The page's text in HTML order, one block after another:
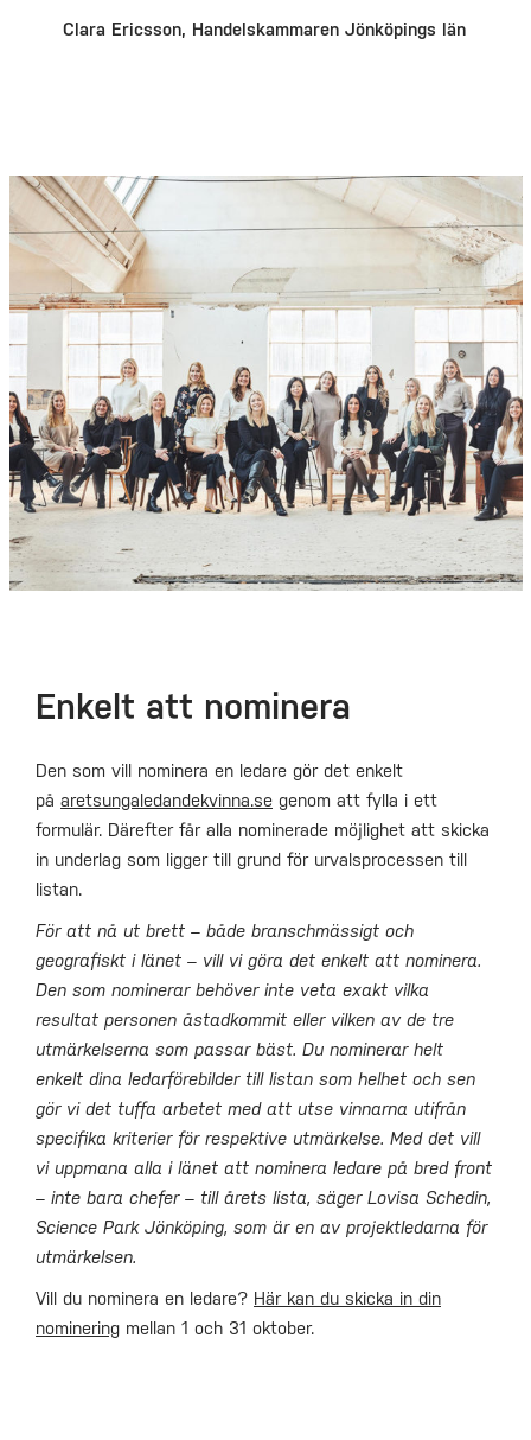
Clara Ericsson, Handelskammaren Jönköpings län
Enkelt att nominera
Den som vill nominera en ledare gör det enkelt
på aretsungaledandekvinna.se genom att fylla i ett
formulär. Därefter får alla nominerade möjlighet att skicka
in underlag som ligger till grund för urvalsprocessen till
listan.
För att nå ut brett – både branschmässigt och
geografiskt i länet – vill vi göra det enkelt att nominera.
Den som nominerar behöver inte veta exakt vilka
resultat personen åstadkommit eller vilken av de tre
utmärkelserna som passar bäst. Du nominerar helt
enkelt dina ledarförebilder till listan som helhet och sen
gör vi det tuffa arbetet med att utse vinnarna utifrån
specifika kriterier för respektive utmärkelse. Med det vill
vi uppmana alla i länet att nominera ledare på bred front
– inte bara chefer – till årets lista, säger Lovisa Schedin,
Science Park Jönköping, som är en av projektledarna för
utmärkelsen.
Vill du nominera en ledare? Här kan du skicka in din
nominering mellan 1 och 31 oktober.